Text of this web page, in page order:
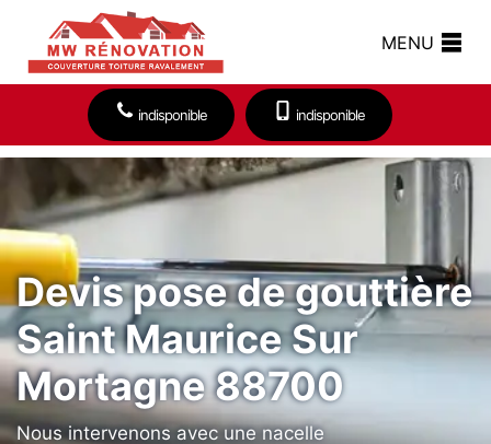
MENU
indisponible indisponible
Devis pose de gouttière
Saint Maurice Sur
Mortagne 88700
Nous intervenons avec une nacelle